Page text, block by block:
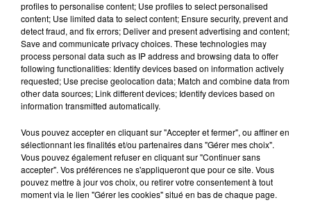
Jeux Voir plus
Gagnez vos places pour le
festival Marché Gourmand 2026
à Coulon !
Le Duel - Gagnez vos entrées
pour l'un des zoos de nos
régions !
profiles to personalise content; Use profiles to select personalised
content; Use limited data to select content; Ensure security, prevent and
detect fraud, and fix errors; Deliver and present advertising and content;
Save and communicate privacy choices. These technologies may
process personal data such as IP address and browsing data to offer
following functionalities: Identify devices based on information actively
requested; Use precise geolocation data; Match and combine data from
other data sources; Link different devices; Identify devices based on
information transmitted automatically.
Vous pouvez accepter en cliquant sur "Accepter et fermer", ou affiner en
sélectionnant les finalités et/ou partenaires dans "Gérer mes choix".
Vous pouvez également refuser en cliquant sur "Continuer sans
accepter". Vos préférences ne s'appliqueront que pour ce site. Vous
pouvez mettre à jour vos choix, ou retirer votre consentement à tout
moment via le lien "Gérer les cookies" situé en bas de chaque page.